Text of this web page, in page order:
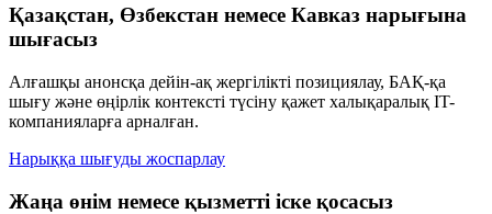
Қазақстан, Өзбекстан немесе Кавказ нарығына
шығасыз
Алғашқы анонсқа дейін-ақ жергілікті позициялау, БАҚ-қа
шығу және өңірлік контексті түсіну қажет халықаралық IT-
компанияларға арналған.
Нарыққа шығуды жоспарлау
Жаңа өнім немесе қызметті іске қосасыз